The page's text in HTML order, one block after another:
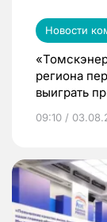
Новости
региона
выиграть
09:10 /